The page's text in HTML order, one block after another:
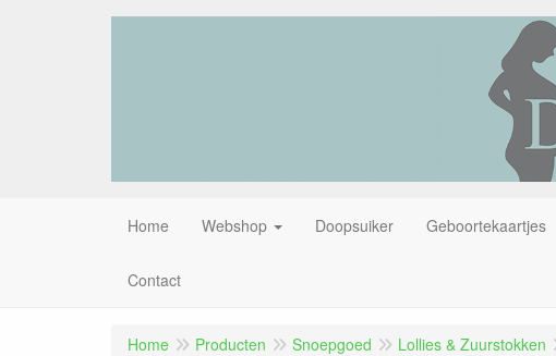
Home Webshop Doopsuiker Geboortekaartjes
Contact
Home Producten Snoepgoed Lollies & Zuurstokken